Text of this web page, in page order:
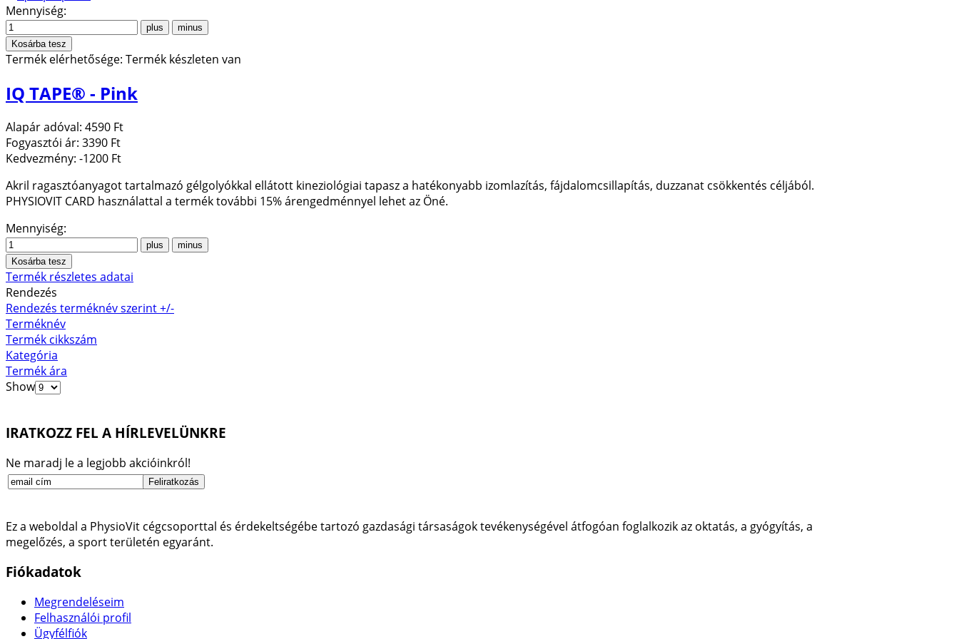
Mennyiség:
Termék elérhetősége: Termék készleten van
IQ TAPE® - Pink
Alapár adóval: 4590 Ft
Fogyasztói ár: 3390 Ft
Kedvezmény: -1200 Ft
Akril ragasztóanyagot tartalmazó gélgolyókkal ellátott kineziológiai tapasz a hatékonyabb izomlazítás, fájdalomcsillapítás, duzzanat csökkentés céljából.
PHYSIOVIT CARD használattal a termék további 15% árengedménnyel lehet az Öné.
Mennyiség:
Termék részletes adatai
Rendezés
Rendezés terméknév szerint +/-
Terméknév
Termék cikkszám
Kategória
Termék ára
Show
IRATKOZZ FEL A HÍRLEVELÜNKRE
Ne maradj le a legjobb akcióinkról!
Ez a weboldal a PhysioVit cégcsoporttal és érdekeltségébe tartozó gazdasági társaságok tevékenységével átfogóan foglalkozik az oktatás, a gyógyítás, a
megelőzés, a sport területén egyaránt.
Fiókadatok
Megrendeléseim
Felhasználói profil
Ügyfélfiók